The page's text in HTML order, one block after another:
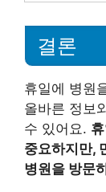
결론
휴일에 병원
올바른 정보
수 있어요.
중요하지만,
병원을 방문